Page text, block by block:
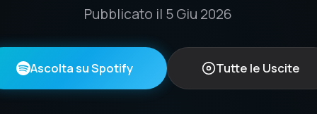
Pubblicato il 5 Giu 2026
Ascolta su Spotify Tutte le Uscite